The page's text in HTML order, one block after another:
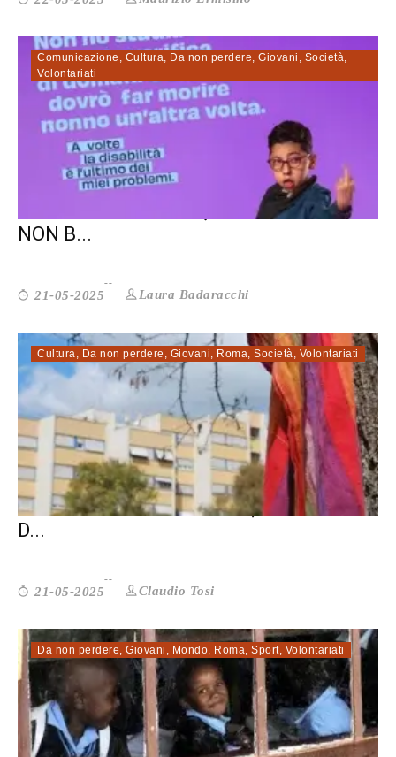
Comunicazione Cultura Da non perdere Giovani Società
Volontariati
VOGLIAMO ESSERE QUEL CHE SIAMO.
NON B...
21-05-2025 Laura Badaracchi
Cultura Da non perdere Giovani Roma Società Volontariati
25 ANNI DI CESC PROJECT, UNA STORIA
D...
21-05-2025 Claudio Tosi
Da non perdere Giovani Mondo Roma Sport, Volontariati